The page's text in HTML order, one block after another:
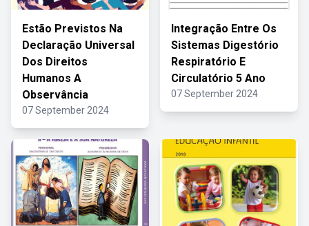
Estão Previstos Na
Declaração Universal
Dos Direitos
Humanos A
Observância
07 September 2024
Integração Entre Os
Sistemas Digestório
Respiratório E
Circulatório 5 Ano
07 September 2024